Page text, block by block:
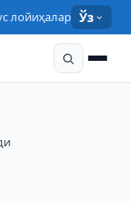
лойиҳалар Ўз